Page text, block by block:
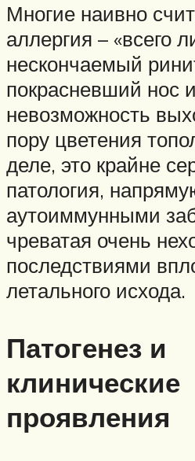
Многие наивно
аллергия – «всего
нескончаемый
покрасневший нос и
невозможность
пору цветения
деле, это крайне
патология,
аутоиммунными
чреватая очень
последствиями
летального исхода.
Патогенез и
клинические
проявления